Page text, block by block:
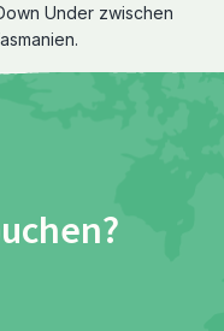
Under zwischen